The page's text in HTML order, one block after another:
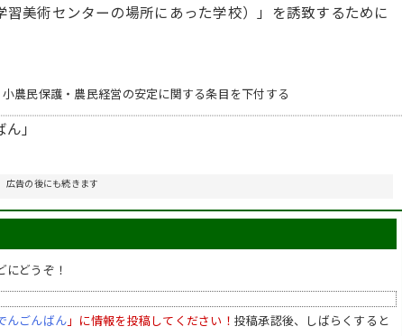
美術センターの場所にあった学校）」を誘致するために
農民保護・農民経営の安定に関する条目を下付する
」
広告の後にも続きます
どうぞ！
んごんばん 」に情報を投稿してください！ 投稿承認後、しばらくすると